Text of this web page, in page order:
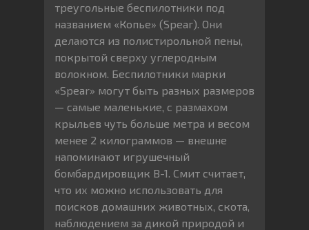
треугольные беспилотники под
названием «Копье» (Spear). Они
делаются из полистирольной пены,
покрытой сверху углеродным
волокном. Беспилотники марки
«Spear» могут быть разных размеров
— самые маленькие, с размахом
крыльев чуть больше метра и весом
менее 2 килограммов — внешне
напоминают игрушечный
бомбардировщик В-1. Смит считает,
что их можно использовать для
поисков домашних животных, скота,
наблюдением за дикой природой и